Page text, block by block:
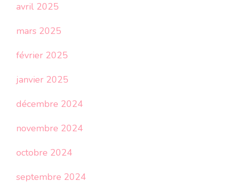
avril 2025
mars 2025
février 2025
janvier 2025
décembre 2024
novembre 2024
octobre 2024
septembre 2024